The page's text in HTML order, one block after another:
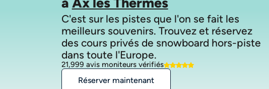
C'est sur les pistes que l'on se fait les
meilleurs souvenirs. Trouvez et réservez
des cours privés de snowboard hors-piste
21,999 avis moniteurs vérifiés
Réserver maintenant